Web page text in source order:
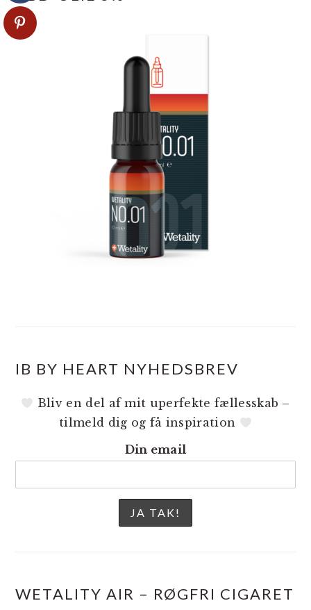
IB BY HEART NYHEDSBREV
Bliv en del af mit uperfekte fællesskab –
tilmeld dig og få inspiration
Din email
WETALITY AIR – RØGFRI CIGARET